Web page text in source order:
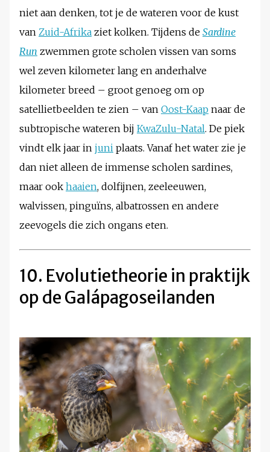
niet aan denken, tot je de wateren voor de kust
van Zuid-Afrika ziet kolken. Tijdens de Sardine
Run zwemmen grote scholen vissen van soms
wel zeven kilometer lang en anderhalve
kilometer breed – groot genoeg om op
satellietbeelden te zien – van Oost-Kaap naar de
subtropische wateren bij KwaZulu-Natal. De piek
vindt elk jaar in juni plaats. Vanaf het water zie je
dan niet alleen de immense scholen sardines,
maar ook haaien, dolfijnen, zeeleeuwen,
walvissen, pinguïns, albatrossen en andere
zeevogels die zich ongans eten.
10. Evolutietheorie in praktijk
op de Galápagoseilanden